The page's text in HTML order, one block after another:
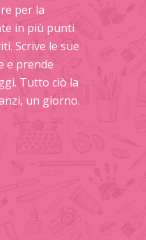
per la
in più punti
Scrive le sue
e prende
Tutto ciò la
un giorno.